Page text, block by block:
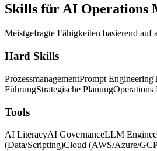
Skills für AI Operations
Meistgefragte Fähigkeiten basierend auf
Hard Skills
ProzessmanagementPrompt Engineering
FührungStrategische PlanungOperations
Tools
AI LiteracyAI GovernanceLLM
(Data/Scripting)Cloud (AWS/Azure/